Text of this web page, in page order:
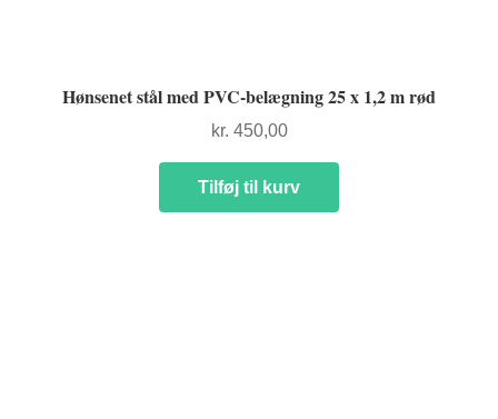
Hønsenet stål med PVC-belægning 25 x 1,2 m rød
kr. 450,00
Tilføj til kurv